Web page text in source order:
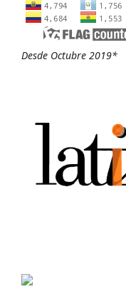
Desde Octubre 2019*